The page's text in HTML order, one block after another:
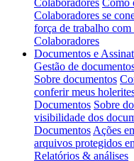
Colaboradores se
força de trabalho
Colaboradores
Documentos e
Gestão de
Sobre documentos
conferir meus
Documentos Sobre
visibilidade dos
Documentos Ações
arquivos protegidos
Relatórios & análises